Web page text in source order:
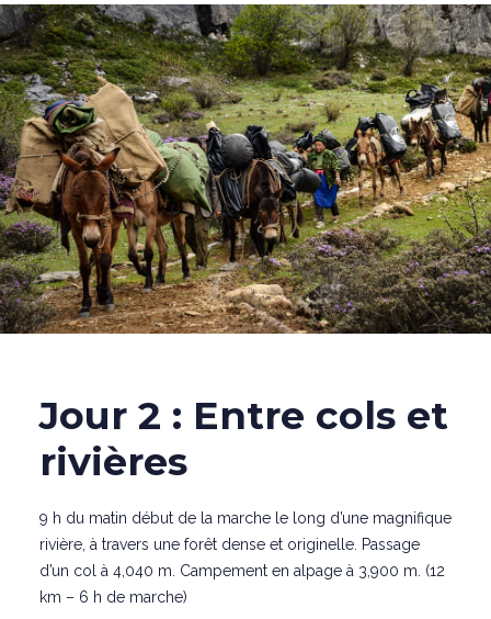
Jour 2 : Entre cols et
rivières
9 h du matin début de la marche le long d’une magnifique
rivière, à travers une forêt dense et originelle. Passage
d’un col à 4,040 m. Campement en alpage à 3,900 m. (12
km – 6 h de marche)